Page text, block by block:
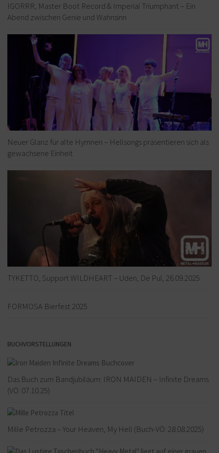
IGORRR, Master Boot Record & Imperial Triumphant – Ein
Abend zwischen Genie und Wahnsinn
Neuer Glanz für alte Hymnen – Hellsongs präsentieren sich als
gewachsene Einheit
TYKETTO, Support WILDHEART – Uden, De Pul, 26.09.2025
FORMOSA Bierfest 2025
BUCHVORSTELLUNGEN
Das Buch zum Bandjubiläum: IRON MAIDEN – Infinite Dreams
(VÖ: 07.10.25)
Mille Petrozza – Your Heaven, My Hell (Buch-VÖ: 28.08.2025)